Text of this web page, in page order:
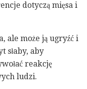
dotyczą mięsa i
ale może ją ugryźć i
słaby, aby
reakcję
ludzi.